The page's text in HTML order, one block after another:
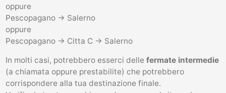
oppure
Pescopagano -> Salerno
oppure
Pescopagano -> Citta C -> Salerno
In molti casi, potrebbero esserci delle fermate intermedie
(a chiamata oppure prestabilite) che potrebbero
corrispondere alla tua destinazione finale.